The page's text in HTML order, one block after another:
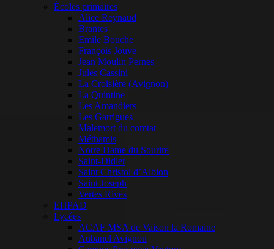
Écoles primaires
Alice Reynaud
Brantes
Emile Bouche
François Jouve
Jean Moulin Pernes
Jules Cassini
La Croisière (Avignon)
La Quintine
Les Amandiers
Les Garrigues
Malemort du comtat
Méthamis
Notre Dame du Sourire
Saint-Didier
Saint Christol d’Albion
Saint Joseph
Vertes Rives
EHPAD
Lycées
ACAF MSA de Vaison la Romaine
Aubanel Avignon